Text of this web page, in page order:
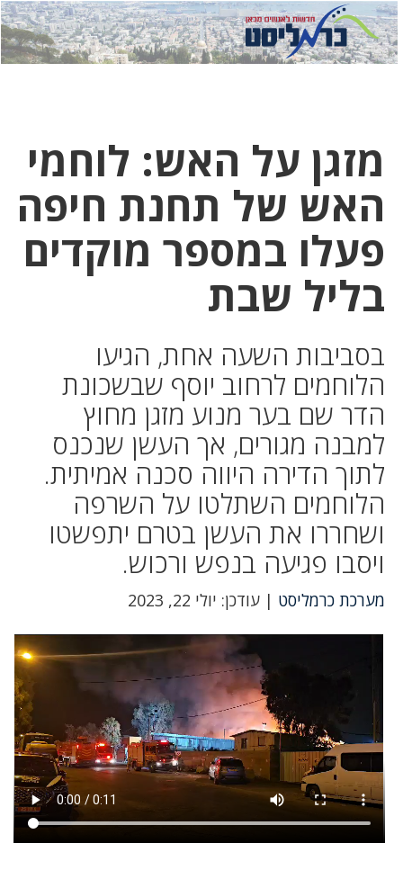
לחץ
כאן
לחץ
כדי
מזגן על האש: לוחמי
האש של תחנת חיפה
פעלו במספר מוקדים
בליל שבת
בסביבות השעה אחת, הגיעו
הלוחמים לרחוב יוסף שבשכונת
הדר שם בער מנוע מזגן מחוץ
למבנה מגורים, אך העשן שנכנס
לתוך הדירה היווה סכנה אמיתית.
הלוחמים השתלטו על השרפה
ושחררו את העשן בטרם יתפשטו
ויסבו פגיעה בנפש ורכוש.
מערכת כרמליסט | עודכן: יולי 22, 2023